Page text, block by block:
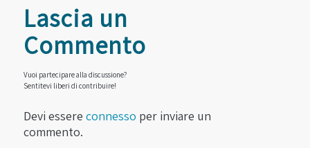
Lascia un
Commento
Vuoi partecipare alla discussione?
Sentitevi liberi di contribuire!
Devi essere connesso per inviare un
commento.